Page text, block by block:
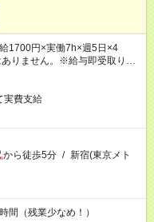
1700円×実働7h×週5日×4
りません。※給与即受取りサ
実費支給
から徒歩5分 / 新宿(東京メト
間（残業少なめ！）